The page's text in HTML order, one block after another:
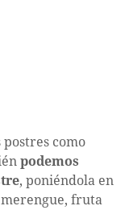
como
podemos
, poniéndola en
merengue, fruta